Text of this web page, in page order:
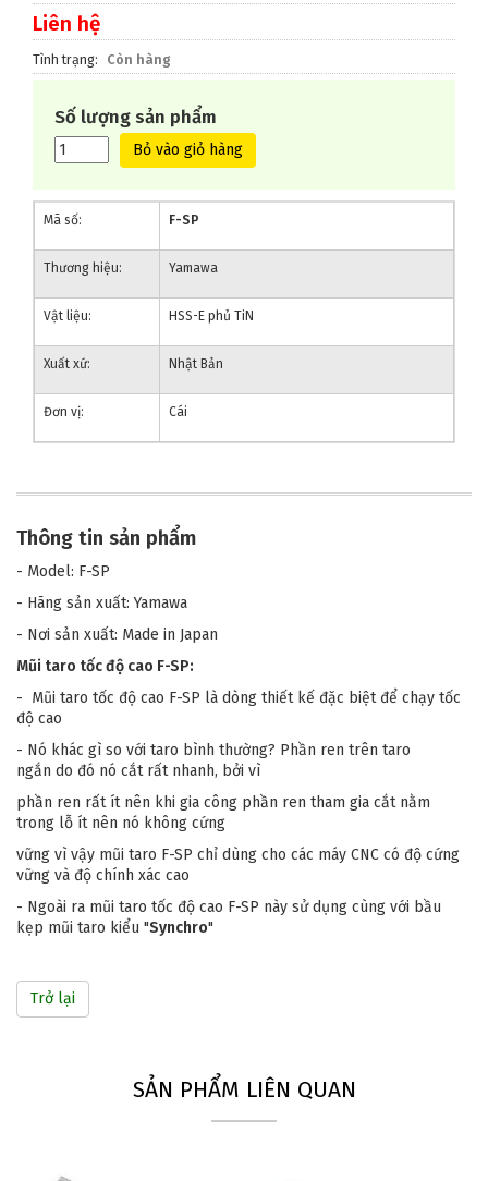
Liên hệ
Tình trạng Còn hàng
Số lượng sản phẩm
Bỏ vào giỏ hàng
Mã số: F-SP
Thương hiệu: Yamawa
Vật liệu: HSS-E phủ TiN
Xuất xứ: Nhật Bản
Đơn vị: Cái
Thông tin sản phẩm
- Model: F-SP
- Hãng sản xuất: Yamawa
- Nơi sản xuất: Made in Japan
Mũi taro tốc độ cao F-SP:
- Mũi taro tốc độ cao F-SP là dòng thiết kế đặc biệt để chạy tốc
độ cao
- Nó khác gì so với taro bình thường? Phần ren trên taro
ngắn do đó nó cắt rất nhanh, bởi vì
phần ren rất ít nên khi gia công phần ren tham gia cắt nằm
trong lỗ ít nên nó không cứng
vững vì vậy mũi taro F-SP chỉ dùng cho các máy CNC có độ cứng
vững và độ chính xác cao
- Ngoài ra mũi taro tốc độ cao F-SP này sử dụng cùng với bầu
kẹp mũi taro kiểu "Synchro"
Trở lại
SẢN PHẨM LIÊN QUAN